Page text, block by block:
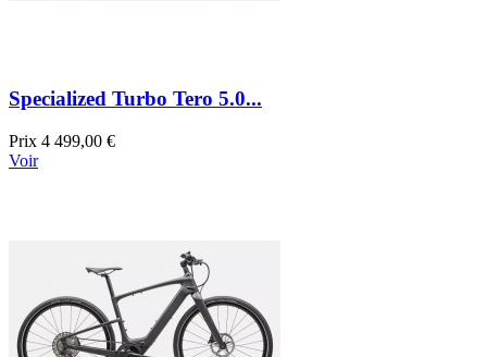
Specialized Turbo Tero 5.0...
Prix 4 499,00 €
Voir